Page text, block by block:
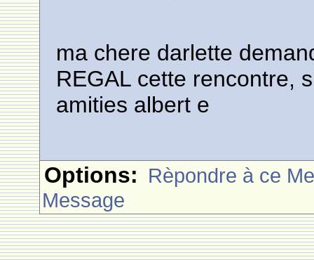
ma chere darlette
REGAL cette rencontre,
amities albert e
Options: Rèpondre à ce
Message